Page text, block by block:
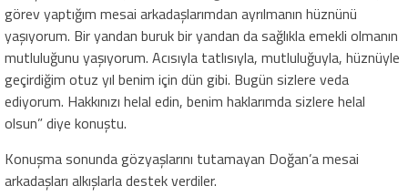
görev yaptığım mesai arkadaşlarımdan ayrılmanın hüznünü
yaşıyorum. Bir yandan buruk bir yandan da sağlıkla emekli olmanın
mutluluğunu yaşıyorum. Acısıyla tatlısıyla, mutluluğuyla, hüznüyle
geçirdiğim otuz yıl benim için dün gibi. Bugün sizlere veda
ediyorum. Hakkınızı helal edin, benim haklarımda sizlere helal
olsun” diye konuştu.
Konuşma sonunda gözyaşlarını tutamayan Doğan’a mesai
arkadaşları alkışlarla destek verdiler.